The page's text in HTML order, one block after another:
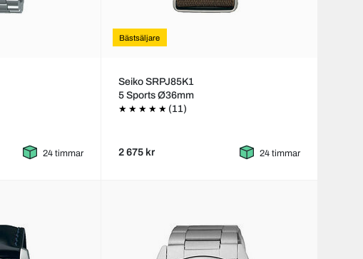
24 timmar
Bästsäljare
Seiko SRPJ85K1
5 Sports Ø36mm
(11)
2 675 kr 24 timmar